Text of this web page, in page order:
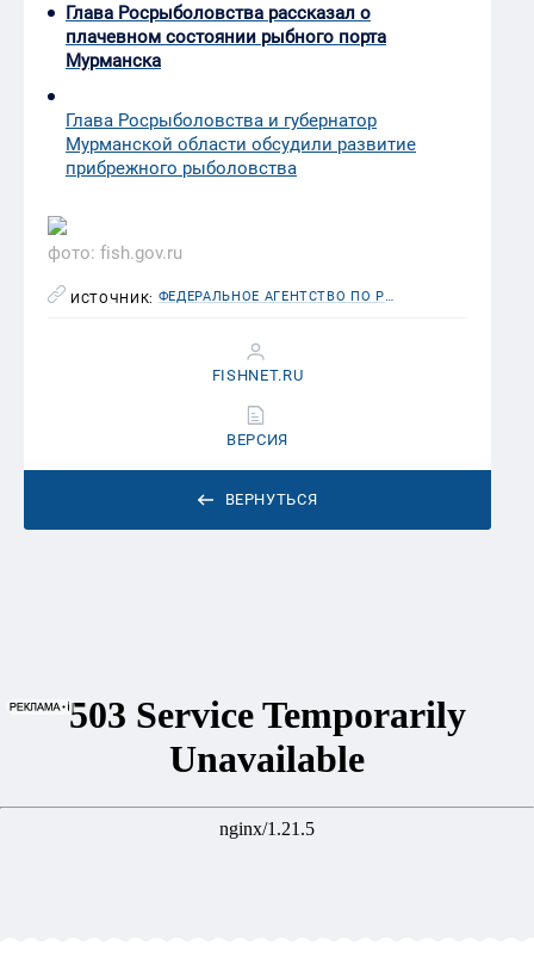
Глава Росрыболовства рассказал о
плачевном состоянии рыбного порта
Мурманска
Глава Росрыболовства и губернатор
Мурманской области обсудили развитие
прибрежного рыболовства
фото: fish.gov.ru
ИСТОЧНИК: ФЕДЕРАЛЬНОЕ АГЕНТСТВО ПО РЫБОЛОВСТВУ (РОСРЫБОЛОВСТВО)
ВЕРНУТЬСЯ
FISHNET.RU
ВЕРСИЯ